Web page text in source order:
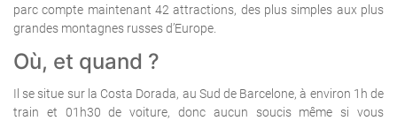
parc compte maintenant 42 attractions, des plus simples aux plus
grandes montagnes russes d’Europe.
Où, et quand ?
Il se situe sur la Costa Dorada, au Sud de Barcelone, à environ 1h de
train et 01h30 de voiture, donc aucun soucis même si vous